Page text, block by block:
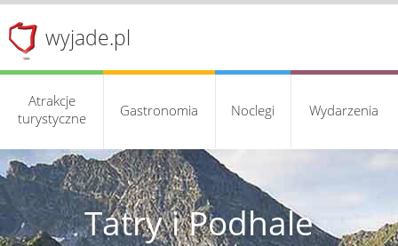
wyjade.pl
Atrakcje
turystyczne
Gastronomia Noclegi Wydarzenia
Tatry i Podhale